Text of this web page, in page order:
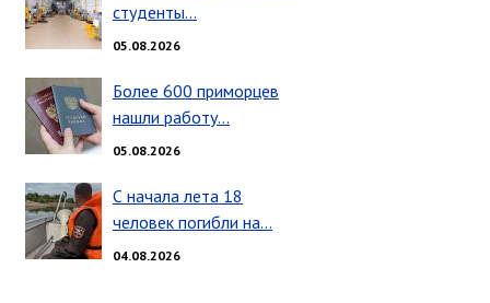
июль 2025 г.
июнь 2025 г.
апрель 2025 г.
март 2025 г.
январь 2025 г.
Администрация
студенты…
05.08.2026
Более 600 приморцев
нашли работу…
05.08.2026
С начала лета 18
человек погибли на…
04.08.2026